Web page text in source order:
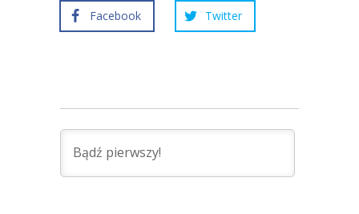
Facebook Twitter